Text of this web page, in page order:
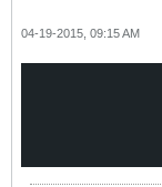
04-19-2015, 09:15 AM